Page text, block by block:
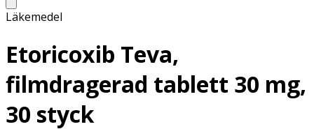
Läkemedel
Etoricoxib Teva,
filmdragerad tablett 30 mg,
30 styck